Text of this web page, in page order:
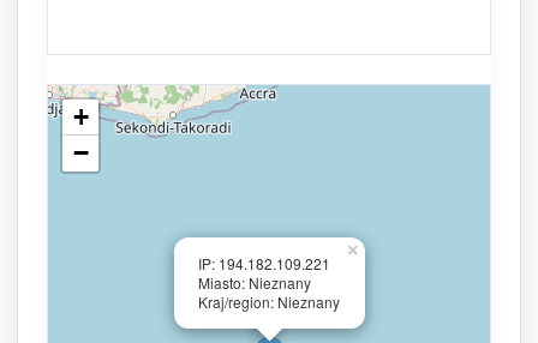
IP: 194.182.109.221
Miasto: Nieznany
Kraj/region: Nieznany
×
+
−